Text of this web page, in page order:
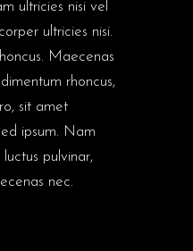
ultricies nisi vel
ultricies nisi.
Maecenas
rhoncus,
sit amet
ipsum. Nam
pulvinar,
nec.